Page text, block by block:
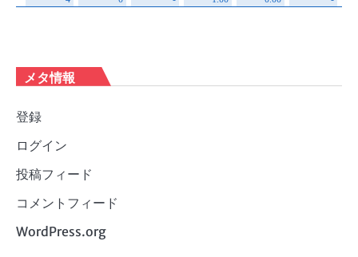
メタ情報
登録
ログイン
投稿フィード
コメントフィード
WordPress.org